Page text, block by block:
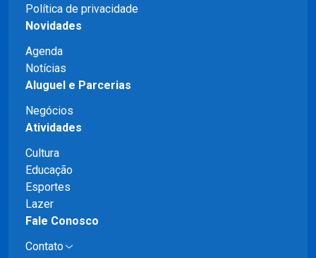
Política de privacidade
Novidades
Agenda
Notícias
Aluguel e Parcerias
Negócios
Atividades
Cultura
Educação
Esportes
Lazer
Fale Conosco
Contato